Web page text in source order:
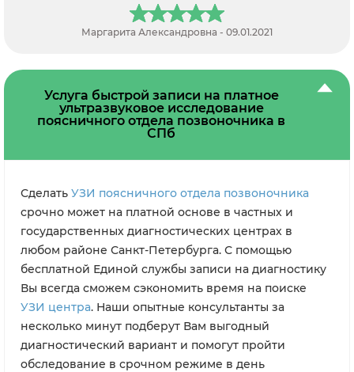
Толмачев Виктор Андреевич - 19.04.2021
Услуга быстрой записи на платное
ультразвуковое исследование
поясничного отдела позвоночника в
СПб
Сделать УЗИ поясничного отдела позвоночника
срочно может на платной основе в частных и
государственных диагностических центрах в
любом районе Санкт-Петербурга. С помощью
бесплатной Единой службы записи на диагностику
Вы всегда сможем сэкономить время на поиске
УЗИ центра. Наши опытные консультанты за
несколько минут подберут Вам выгодный
диагностический вариант и помогут пройти
обследование в срочном режиме в день